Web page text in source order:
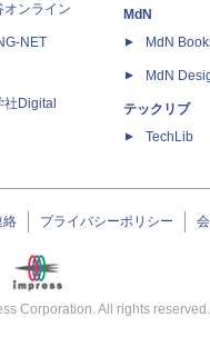
オンライン
NET
社Digital
MdN
MdN
MdN
テックリブ
TechLib
絡 プライバシーポリシー
Corporation. All rights reserved.